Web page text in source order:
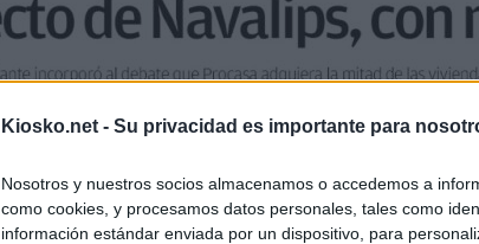
Kiosko.net - Su privacidad es importante para
Nosotros y nuestros socios almacenamos o accedemos a
como cookies, y procesamos datos personales, tales como
información estándar enviada por un dispositivo, para